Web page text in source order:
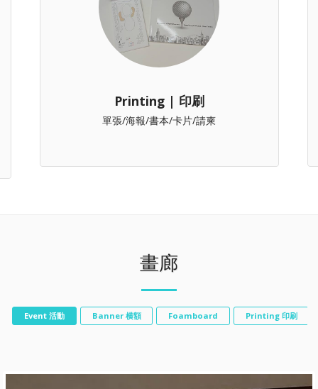
Printing | 印刷
單張/海報/書本/卡片/請柬
畫廊
Event 活動 Banner 横額 Foamboard Printing 印刷